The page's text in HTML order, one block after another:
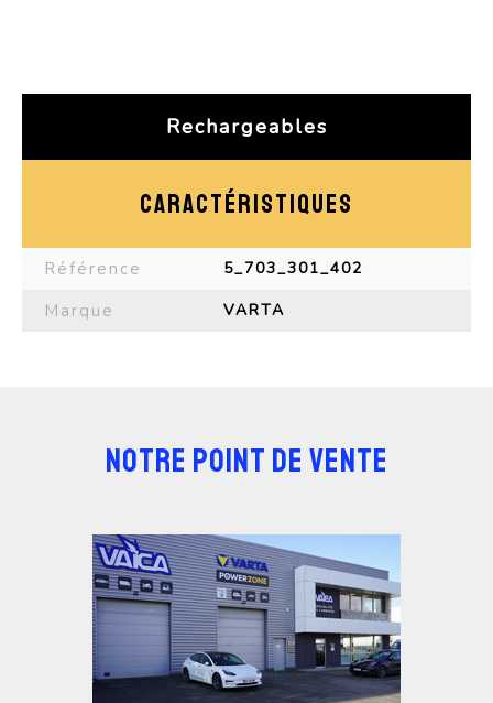
Rechargeables
CARACTÉRISTIQUES
Référence 5_703_301_402
Marque VARTA
NOTRE POINT DE VENTE